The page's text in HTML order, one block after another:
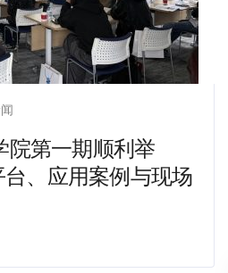
院第一期顺利举
、应用案例与现场